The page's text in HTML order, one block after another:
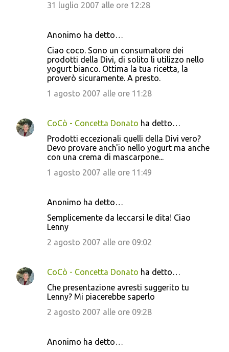
31 luglio 2007 alle ore 12:28
Anonimo ha detto…
Ciao coco. Sono un consumatore dei
prodotti della Divi, di solito li utilizzo nello
yogurt bianco. Ottima la tua ricetta, la
proverò sicuramente. A presto.
1 agosto 2007 alle ore 11:28
CoCò - Concetta Donato ha detto…
Prodotti eccezionali quelli della Divi vero?
Devo provare anch'io nello yogurt ma anche
con una crema di mascarpone...
1 agosto 2007 alle ore 11:49
Anonimo ha detto…
Semplicemente da leccarsi le dita! Ciao
Lenny
2 agosto 2007 alle ore 09:02
CoCò - Concetta Donato ha detto…
Che presentazione avresti suggerito tu
Lenny? Mi piacerebbe saperlo
2 agosto 2007 alle ore 09:28
Anonimo ha detto…